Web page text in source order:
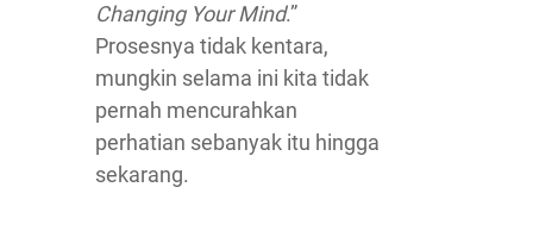
Changing Your Mind.”
Prosesnya tidak kentara,
mungkin selama ini kita tidak
pernah mencurahkan
perhatian sebanyak itu hingga
sekarang.